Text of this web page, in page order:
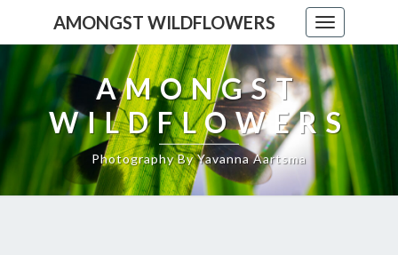
Toggle
navigation
AMONGST WILDFLOWERS
AMONGST
WILDFLOWERS
Photography By Yavanna Aartsma